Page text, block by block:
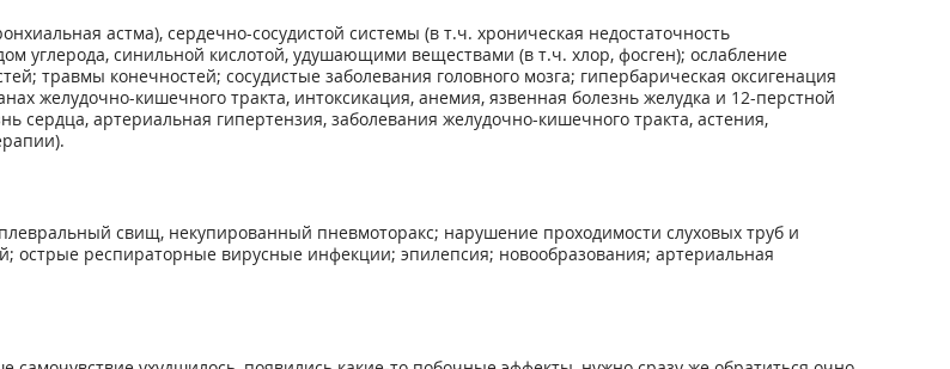
астма), сердечно-сосудистой системы (в т.ч. хроническая недостаточность
углерода, синильной кислотой, удушающими веществами (в т.ч. хлор, фосген); ослабление
травмы конечностей; сосудистые заболевания головного мозга; гипербарическая оксигенация
желудочно-кишечного тракта, интоксикация, анемия, язвенная болезнь желудка и 12-перстной
сердца, артериальная гипертензия, заболевания желудочно-кишечного тракта, астения,
свищ, некупированный пневмоторакс; нарушение проходимости слуховых труб и
острые респираторные вирусные инфекции; эпилепсия; новообразования; артериальная